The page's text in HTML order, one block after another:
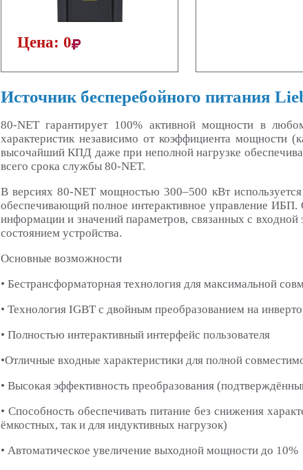
Цена: 0
Источник бесперебойного питания
80-NET гарантирует 100% активной мощности в
характеристик независимо от коэффициента мощности
высочайший КПД даже при неполной нагрузке
всего срока службы 80-NET.
В версиях 80-NET мощностью 300–500 кВт
обеспечивающий полное интерактивное управление
информации и значений параметров, связанных с
состоянием устройства.
Основные возможности
• Бестрансформаторная технология для максимальной
• Технология IGBT с двойным преобразованием на
• Полностью интерактивный интерфейс пользователя
•Отличные входные характеристики для полной
• Высокая эффективность преобразования
• Способность обеспечивать питание без снижения
ёмкостных, так и для индуктивных нагрузок)
• Автоматическое увеличение выходной мощности до 10%